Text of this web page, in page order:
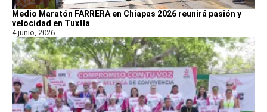
Medio Maratón FARRERA en Chiapas 2026 reunirá pasión y
velocidad en Tuxtla
4 junio, 2026